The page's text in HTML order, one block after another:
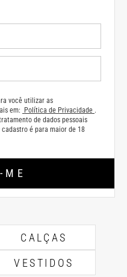
você utilizar as
em:
Política de Privacidade .
de dados pessoais
é para maior de 18
ME
CALÇAS
VESTIDOS